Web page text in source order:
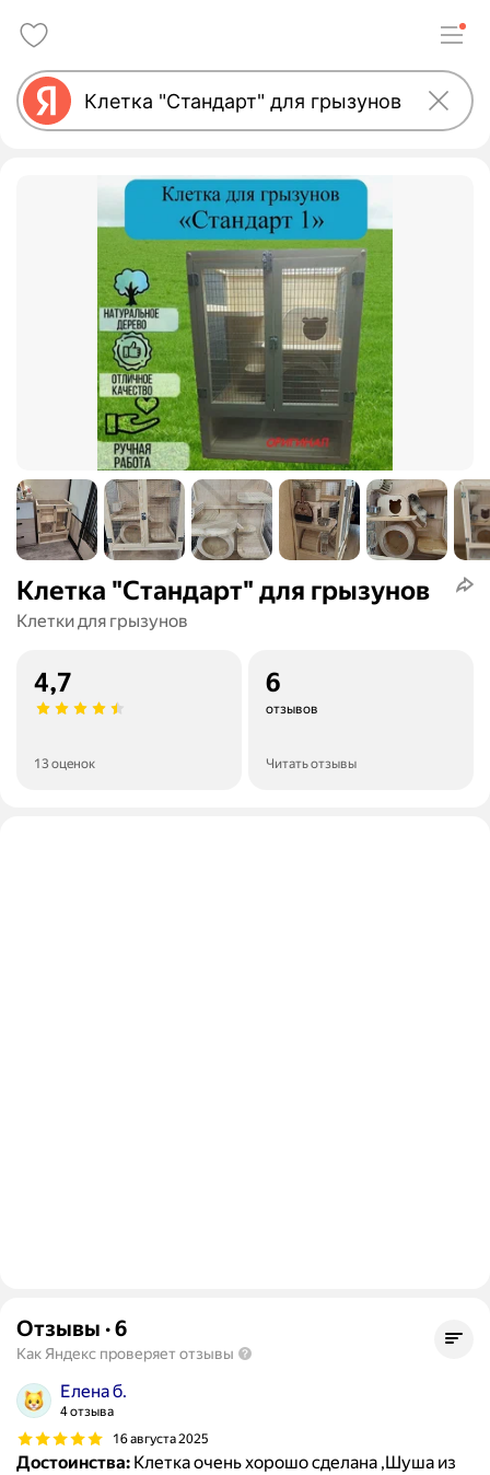
Клетка "Стандарт" для грызунов
Клетки для грызунов
4,7
13 оценок
6
отзывов
Читать отзывы
Отзывы ·6
Как Яндекс проверяет отзывы
Елена б.
4 отзыва
16 августа 2025
Достоинства: Клетка очень хорошо сделана ,Шуша из